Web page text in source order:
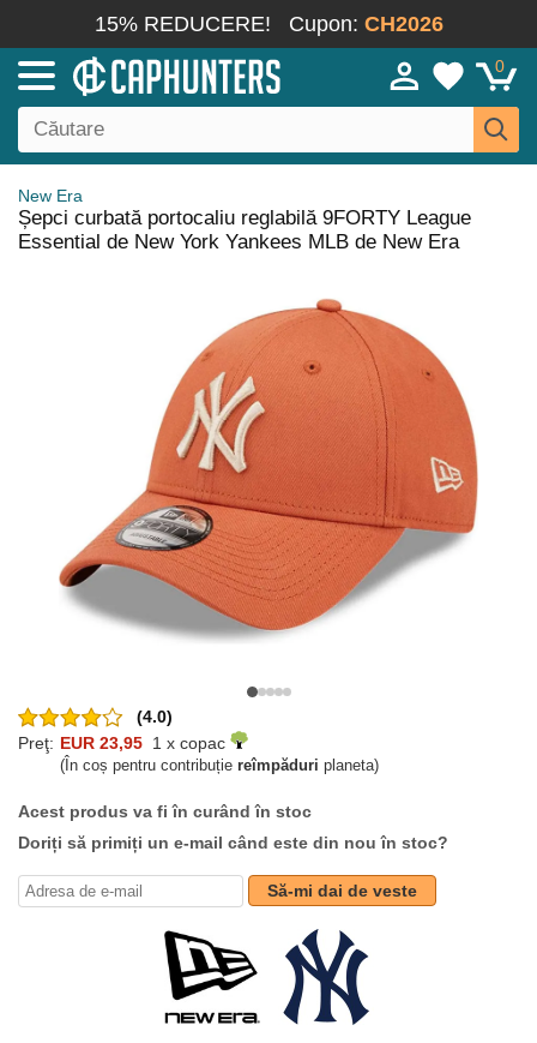
15% REDUCERE! Cupon: CH2026
0
New Era
Șepci curbată portocaliu reglabilă 9FORTY League
Essential de New York Yankees MLB de New Era
(4.0)
Preţ: EUR 23,95 1 x copac
(În coș pentru contribuție reîmpăduri planeta)
Acest produs va fi în curând în stoc
Doriți să primiți un e-mail când este din nou în stoc?
Să-mi dai de veste